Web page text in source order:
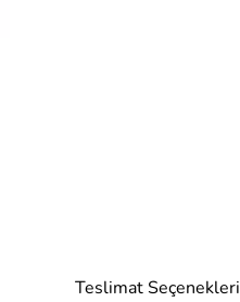
Teslimat Seçenekleri